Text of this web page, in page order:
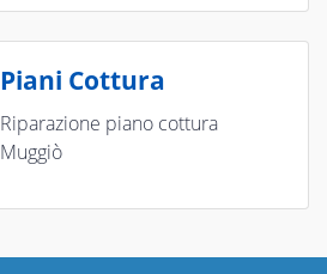
Piani Cottura
Riparazione piano cottura
Muggiò